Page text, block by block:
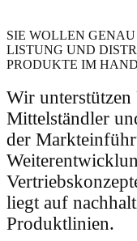
SIE WOLLEN
LISTUNG UND
PRODUKTE IM
Wir unterstützen
Mittelständler
der
liegt auf
Produktlinien.